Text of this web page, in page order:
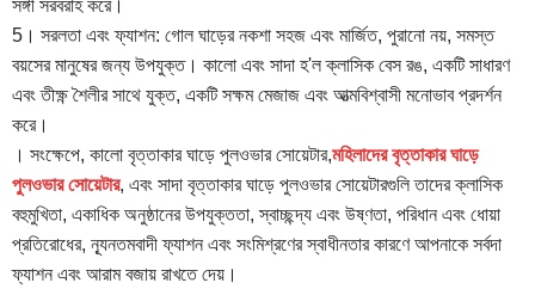
সঙ্গী সরবরাহ করে।
5। সরলতা এবং ফ্যাশন: গোল ঘাড়ের নকশা সহজ এবং মার্জিত, পুরানো নয়, সমস্ত
বয়সের মানুষের জন্য উপযুক্ত। কালো এবং সাদা হ'ল ক্লাসিক বেস রঙ, একটি সাধারণ
এবং তীক্ষ্ণ শৈলীর সাথে যুক্ত, একটি সক্ষম মেজাজ এবং আত্মবিশ্বাসী মনোভাব প্রদর্শন
করে।
। সংক্ষেপে, কালো বৃত্তাকার ঘাড়ে পুলওভার সোয়েটার,মহিলাদের বৃত্তাকার ঘাড়ে
পুলওভার সোয়েটার, এবং সাদা বৃত্তাকার ঘাড়ে পুলওভার সোয়েটারগুলি তাদের ক্লাসিক
বহুমুখিতা, একাধিক অনুষ্ঠানের উপযুক্ততা, স্বাচ্ছন্দ্য এবং উষ্ণতা, পরিধান এবং ধোয়া
প্রতিরোধের, ন্যূনতমবাদী ফ্যাশন এবং সংমিশ্রণের স্বাধীনতার কারণে আপনাকে সর্বদা
ফ্যাশন এবং আরাম বজায় রাখতে দেয়।